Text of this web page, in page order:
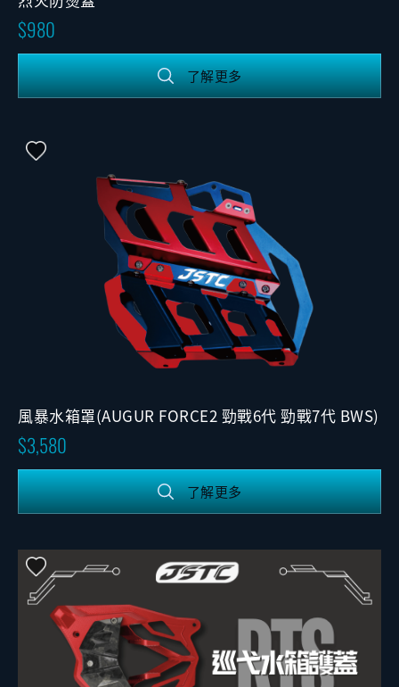
980
了解更多
風暴水箱罩(AUGUR FORCE2 勁戰6代 勁戰7代 BWS)
3,580
了解更多